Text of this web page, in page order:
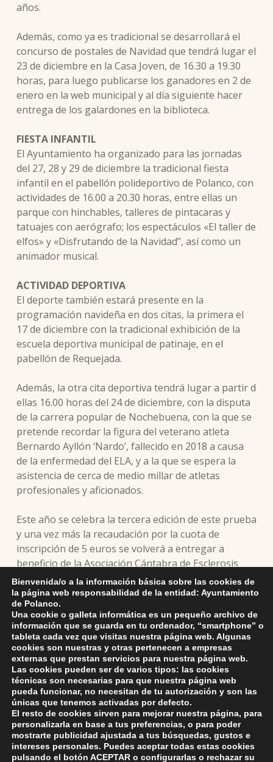
años.
Además, como ya es tradicional se desarrollará el
concurso de postales de Navidad que tendrá lugar el
23 de diciembre en la Casa Joven, de 16.30 a 19.30
horas, para luego publicarse los ganadores en 2 de
enero en la web municipal y al día siguiente hacer
entrega de los galardones en la biblioteca.
FIESTA INFANTIL
El Ayuntamiento ha organizado para las jornadas
del 27, 28 y 29 de diciembre la tradicional fiesta
infantil en el pabellón polideportivo de Polanco, con
actividades de 16.00 a 20.30 horas, entre ellas un
parque con hinchables, talleres de pintacaras y
tatuajes con aerógrafo; los espectáculos «El taller de
elfos» y «Disfrutando de la Navidad”, así como un
animador musical.
ACTIVIDAD DEPORTIVA
El deporte también estará presente en la
programación navideña en dos citas, la primera el
17 de diciembre con la tradicional exhibición de la
escuela deportiva municipal de patinaje, en el
pabellón de Requejada.
Además, la otra cita deportiva tendrá lugar a partir d
ellas 16.00 horas del 24 de diciembre, con la disputa
de la carrera popular de Nochebuena, con la que se
pretende recordar la figura del veterano atleta
Bernardo Ayllón ‘Nardo’, fallecido en 2018 a causa
de la enfermedad del ELA, y a la que se espera la
asistencia de cerca de medio millar de atletas
profesionales y aficionados.
Este año se celebra la tercera edición de este prueba
y una vez más la recaudación por la cuota de
inscripción de 5 euros se volverá a entregar a
beneficio de la Asociación Cántabra de Esclerosis
Lateral Amiotrófica (CanELA), para ayudar en la
financiación de sus diversos programas de atención
que desarrolla este colectivo.
Skip back to main navigation
Bienvenida/o a la información básica sobre las cookies de
la página web responsabilidad de la entidad: Ayuntamiento
de Polanco.
Una cookie o galleta informática es un pequeño archivo de
información que se guarda en tu ordenador, “smartphone” o
tableta cada vez que visitas nuestra página web. Algunas
cookies son nuestras y otras pertenecen a empresas
externas que prestan servicios para nuestra página web.
Las cookies pueden ser de varios tipos: las cookies
técnicas son necesarias para que nuestra página web
pueda funcionar, no necesitan de tu autorización y son las
únicas que tenemos activadas por defecto.
El resto de cookies sirven para mejorar nuestra página, para
personalizarla en base a tus preferencias, o para poder
mostrarte publicidad ajustada a tus búsquedas, gustos e
intereses personales. Puedes aceptar todas estas cookies
pulsando el botón ACEPTAR o configurarlas o rechazar su